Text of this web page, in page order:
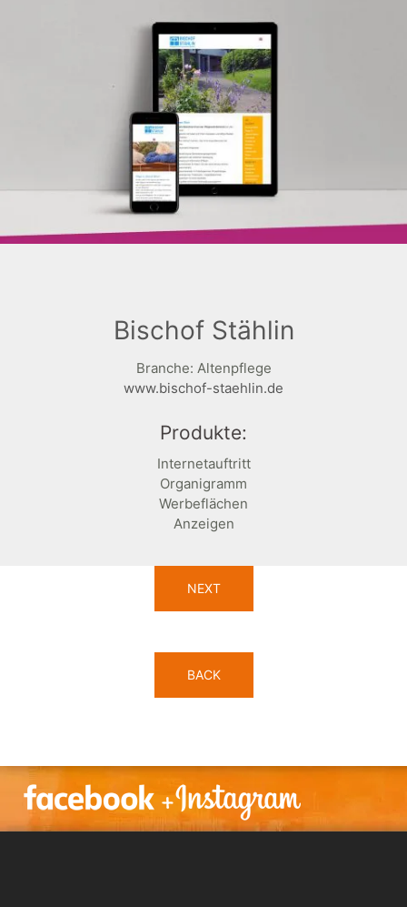
Bischof Stählin
Branche: Altenpflege
www.bischof-staehlin.de
Produkte:
Internetauftritt
Organigramm
Werbeflächen
Anzeigen